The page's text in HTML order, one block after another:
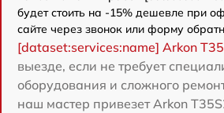
будет стоить на -15% дешевле при
сайте через звонок или форму
[dataset:services:name] Arkon
выезде, если не требует
оборудования и сложного
наш мастер привезет Arkon